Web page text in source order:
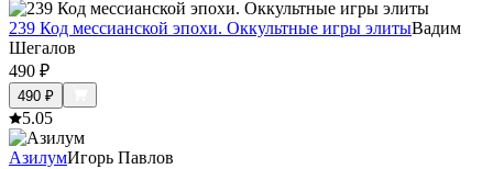
239 Код мессианской эпохи. Оккультные игры элитыВадим
Шегалов
490 ₽
490 ₽
5.05
АзилумИгорь Павлов